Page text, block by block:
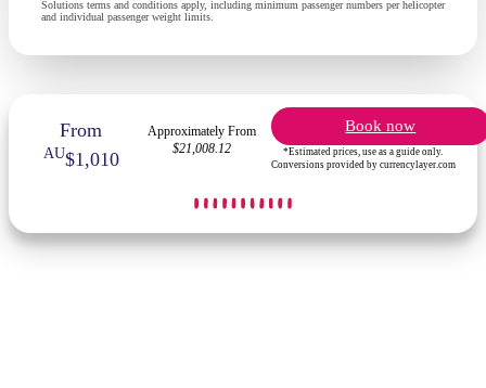
Solutions terms and conditions apply, including minimum passenger numbers per helicopter
and individual passenger weight limits.
From
AU$1,010
Approximately From
$21,008.12
Book now
*Estimated prices, use as a guide only.
Conversions provided by currencylayer.com